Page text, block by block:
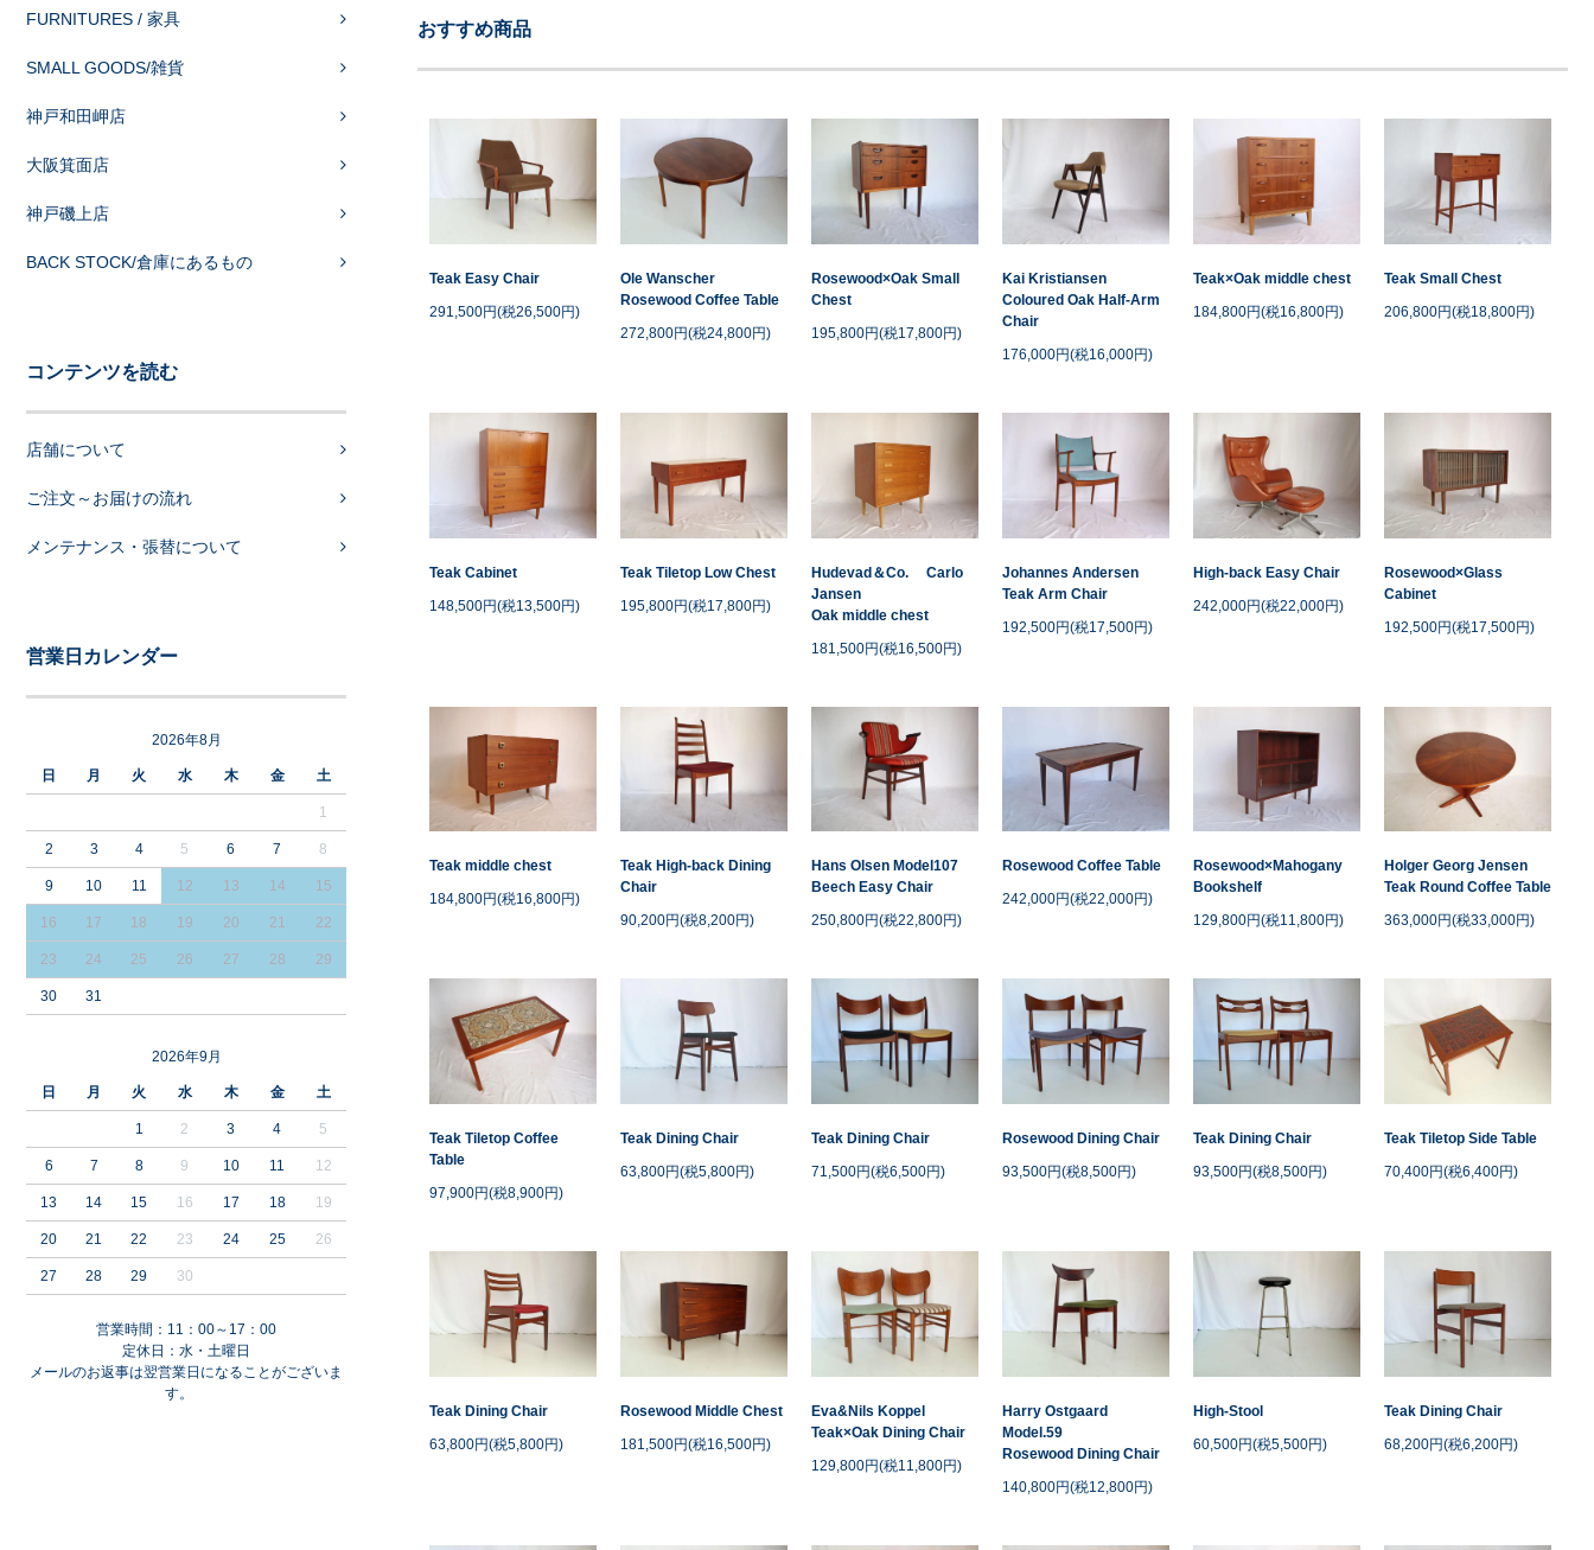
FURNITURES / 家具
SMALL GOODS/雑貨
神戸和田岬店
大阪箕面店
神戸磯上店
BACK STOCK/倉庫にあるもの
コンテンツを読む
店舗について
ご注文～お届けの流れ
メンテナンス・張替について
営業日カレンダー
2026年8月
日 月 火 水 木 金 土
1
2 3 4 5 6 7 8
9 10 11 12 13 14 15
16 17 18 19 20 21 22
23 24 25 26 27 28 29
30 31
2026年9月
日 月 火 水 木 金 土
1 2 3 4 5
6 7 8 9 10 11 12
13 14 15 16 17 18 19
20 21 22 23 24 25 26
27 28 29 30
営業時間：11：00～17：00
定休日：水・土曜日
メールのお返事は翌営業日になることがございま
す。
おすすめ商品
Teak Easy Chair
291,500円(税26,500円)
Ole Wanscher
Rosewood Coffee Table
272,800円(税24,800円)
Rosewood×Oak Small
Chest
195,800円(税17,800円)
Kai Kristiansen
Coloured Oak Half-Arm
Chair
176,000円(税16,000円)
Teak×Oak middle chest
184,800円(税16,800円)
Teak Small Chest
206,800円(税18,800円)
Teak Cabinet
148,500円(税13,500円)
Teak Tiletop Low Chest
195,800円(税17,800円)
Hudevad＆Co. Carlo
Jansen
Oak middle chest
181,500円(税16,500円)
Johannes Andersen
Teak Arm Chair
192,500円(税17,500円)
High-back Easy Chair
242,000円(税22,000円)
Rosewood×Glass
Cabinet
192,500円(税17,500円)
Teak middle chest
184,800円(税16,800円)
Teak High-back Dining
Chair
90,200円(税8,200円)
Hans Olsen Model107
Beech Easy Chair
250,800円(税22,800円)
Rosewood Coffee Table
242,000円(税22,000円)
Rosewood×Mahogany
Bookshelf
129,800円(税11,800円)
Holger Georg Jensen
Teak Round Coffee Table
363,000円(税33,000円)
Teak Tiletop Coffee
Table
97,900円(税8,900円)
Teak Dining Chair
63,800円(税5,800円)
Teak Dining Chair
71,500円(税6,500円)
Rosewood Dining Chair
93,500円(税8,500円)
Teak Dining Chair
93,500円(税8,500円)
Teak Tiletop Side Table
70,400円(税6,400円)
Teak Dining Chair
63,800円(税5,800円)
Rosewood Middle Chest
181,500円(税16,500円)
Eva&Nils Koppel
Teak×Oak Dining Chair
129,800円(税11,800円)
Harry Ostgaard
Model.59
Rosewood Dining Chair
140,800円(税12,800円)
High-Stool
60,500円(税5,500円)
Teak Dining Chair
68,200円(税6,200円)